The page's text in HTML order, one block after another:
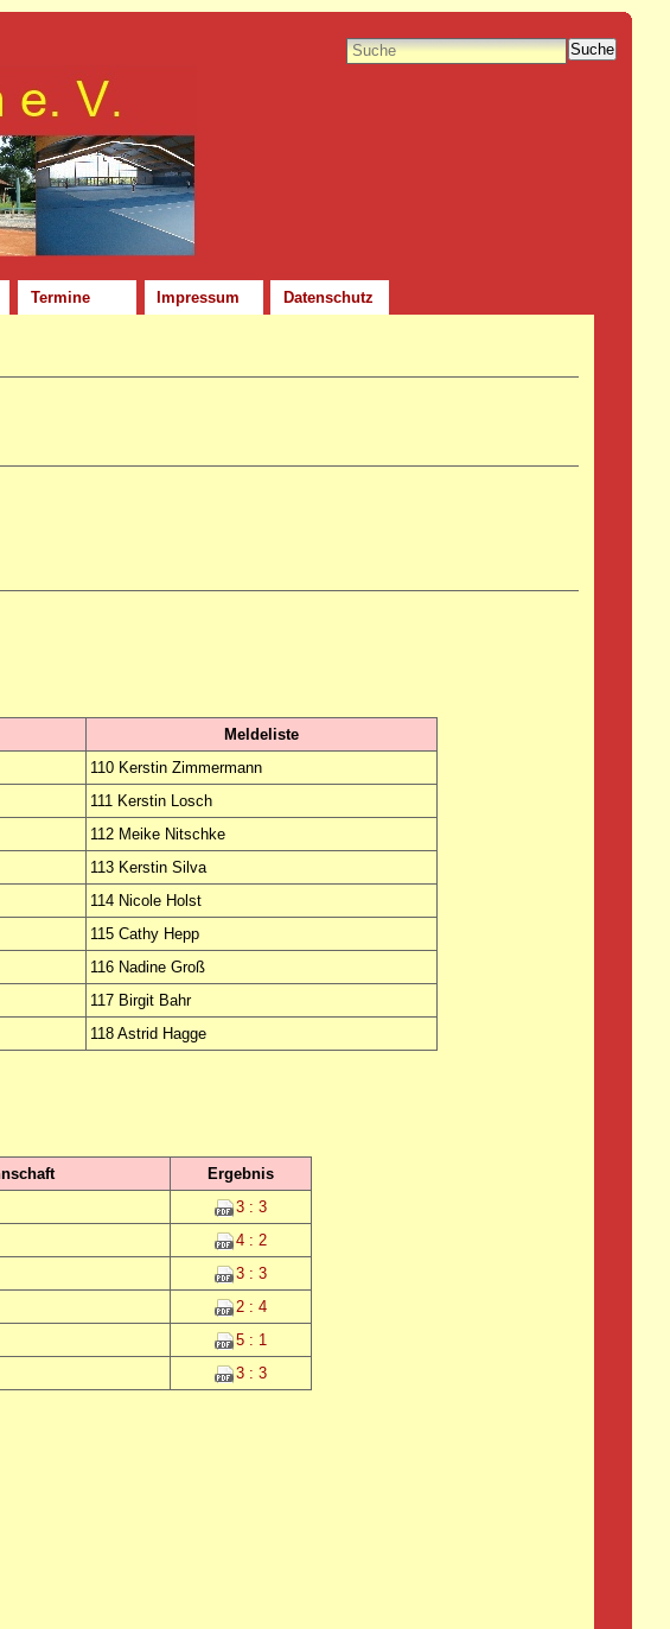
Suche
Termine Impressum Datenschutz
Meldeliste
110 Kerstin Zimmermann
111 Kerstin Losch
112 Meike Nitschke
113 Kerstin Silva
114 Nicole Holst
115 Cathy Hepp
116 Nadine Groß
117 Birgit Bahr
118 Astrid Hagge
Ergebnis
3 : 3
4 : 2
3 : 3
2 : 4
5 : 1
3 : 3